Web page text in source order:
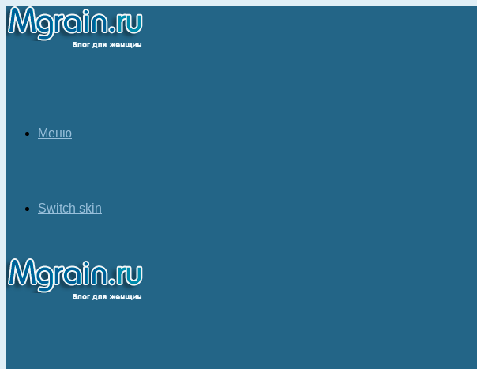
Меню
Switch skin